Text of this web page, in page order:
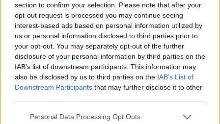
section to confirm your selection. Please note that after your
opt-out request is processed you may continue seeing
interest-based ads based on personal information utilized by
us or personal information disclosed to third parties prior to
your opt-out. You may separately opt-out of the further
disclosure of your personal information by third parties on the
IAB’s list of downstream participants. This information may
also be disclosed by us to third parties on the IAB’s List of
Downstream Participants that may further disclose it to other
Please note that this website/app uses one or more Google
Personal Data Processing Opt Outs
Ελλάδα 27.08.2021 19:35
Θεσσαλονίκη: Μητροπολιτικό Πάρκο το
πρώην στρατόπεδο «Παύλος Μελάς»
Διατηρούνται 26 συνολικά κτίσματα στο
πρώην στρατόπεδο με επιτρεπόμενες
χρήσεις για μικρές αθλητικές και
πολιτιστικές εγκαταστάσεις, εμπορικά
καταστήματα, εστίαση κ.α.